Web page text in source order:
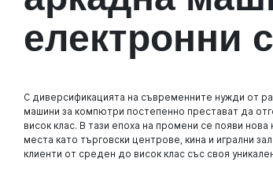
електронни
С диверсификацията на съвременните нужди от
машини за компютри постепенно престават да
висок клас. В тази епоха на промени се появи
места като търговски центрове, кина и игрални
клиенти от среден до висок клас със своя